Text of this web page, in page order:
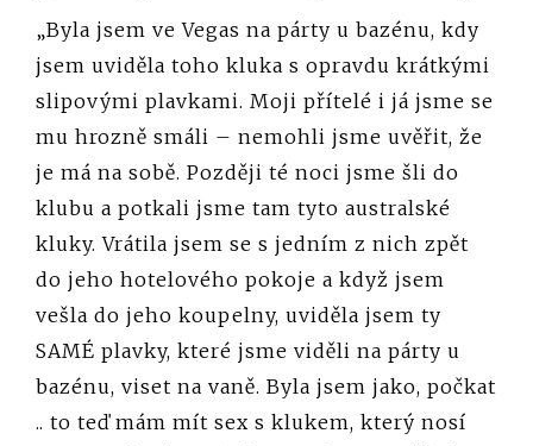
„Byla jsem ve Vegas na párty u bazénu, kdy
jsem uviděla toho kluka s opravdu krátkými
slipovými plavkami. Moji přítelé i já jsme se
mu hrozně smáli – nemohli jsme uvěřit, že
je má na sobě. Později té noci jsme šli do
klubu a potkali jsme tam tyto australské
kluky. Vrátila jsem se s jedním z nich zpět
do jeho hotelového pokoje a když jsem
vešla do jeho koupelny, uviděla jsem ty
SAMÉ plavky, které jsme viděli na párty u
bazénu, viset na vaně. Byla jsem jako, počkat
.. to teď mám mít sex s klukem, který nosí